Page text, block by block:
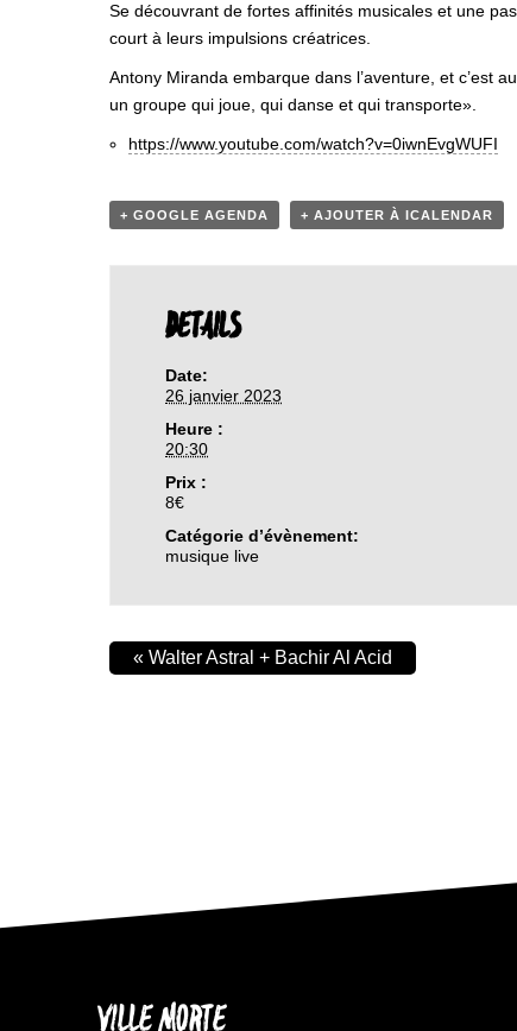
Se découvrant de fortes affinités musicales et une
court à leurs impulsions créatrices.
Antony Miranda embarque dans l’aventure, et c’est
un groupe qui joue, qui danse et qui transporte».
https://www.youtube.com/watch?v=0iwnEvgWUFI
+ GOOGLE AGENDA + AJOUTER À ICALENDAR
DETAILS
Date:
26 janvier 2023
Heure :
20:30
Prix :
8€
Catégorie d’évènement:
musique live
« Walter Astral + Bachir Al Acid
VILLE MORTE